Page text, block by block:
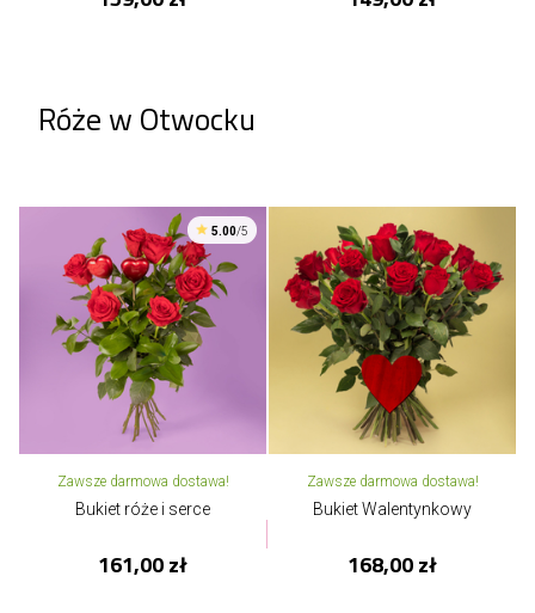
Róże w Otwocku
5.00/5
Zawsze darmowa dostawa!
Bukiet róże i serce
161,00 zł
Zawsze darmowa dostawa!
Bukiet Walentynkowy
168,00 zł